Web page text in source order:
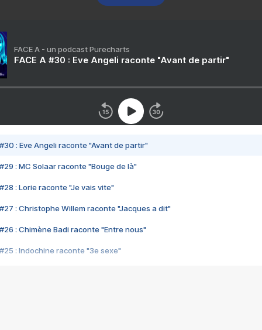
FACE A - un podcast Purecharts
FACE A #30 : Eve Angeli raconte "Avant de partir"
#30 : Eve Angeli raconte "Avant de partir"
#29 : MC Solaar raconte "Bouge de là"
#28 : Lorie raconte "Je vais vite"
#27 : Christophe Willem raconte "Jacques a dit"
#26 : Chimène Badi raconte "Entre nous"
#25 : Indochine raconte "3e sexe"